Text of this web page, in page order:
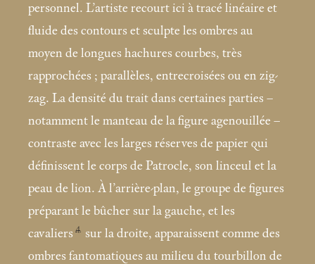
personnel. L’artiste recourt ici à tracé linéaire et
fluide des contours et sculpte les ombres au
moyen de longues hachures courbes, très
rapprochées ; parallèles, entrecroisées ou en zig-
zag. La densité du trait dans certaines parties –
notamment le manteau de la figure agenouillée –
contraste avec les larges réserves de papier qui
définissent le corps de Patrocle, son linceul et la
peau de lion. À l’arrière-plan, le groupe de figures
préparant le bûcher sur la gauche, et les
cavaliers4 sur la droite, apparaissent comme des
ombres fantomatiques au milieu du tourbillon de